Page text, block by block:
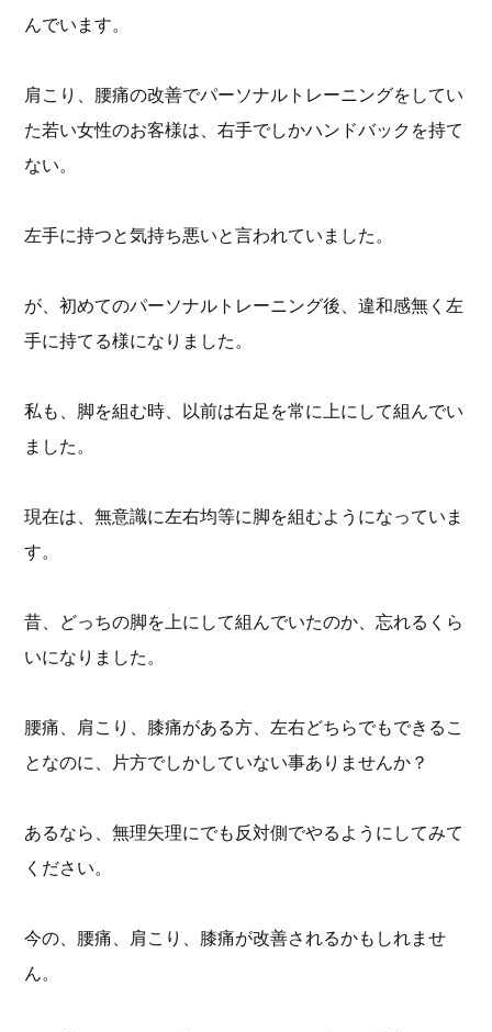
んでいます。
肩こり、腰痛の改善でパーソナルトレーニングをしてい
た若い女性のお客様は、右手でしかハンドバックを持て
ない。
左手に持つと気持ち悪いと言われていました。
が、初めてのパーソナルトレーニング後、違和感無く左
手に持てる様になりました。
私も、脚を組む時、以前は右足を常に上にして組んでい
ました。
現在は、無意識に左右均等に脚を組むようになっていま
す。
昔、どっちの脚を上にして組んでいたのか、忘れるくら
いになりました。
腰痛、肩こり、膝痛がある方、左右どちらでもできるこ
となのに、片方でしかしていない事ありませんか？
あるなら、無理矢理にでも反対側でやるようにしてみて
ください。
今の、腰痛、肩こり、膝痛が改善されるかもしれませ
ん。